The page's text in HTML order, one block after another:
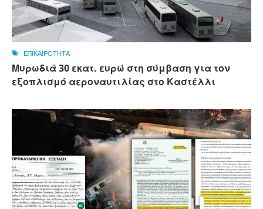
ΕΠΙΚΑΙΡΟΤΗΤΑ
Μυρωδιά 30 εκατ. ευρώ στη σύμβαση για τον
εξοπλισμό αεροναυτιλίας στο Καστέλλι